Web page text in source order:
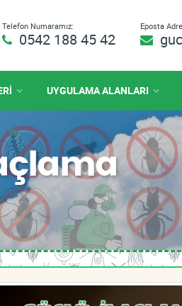
Telefon Numaramız:
0542 188 45 42
Eposta
UYGULAMA ALANLARI